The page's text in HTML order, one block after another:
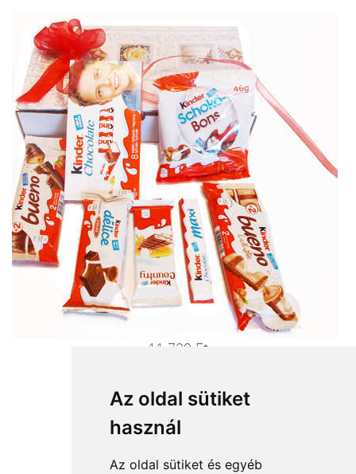
Az oldal sütiket
használ
Az oldal sütiket és egyéb
11 720 Ft
Milka hegy